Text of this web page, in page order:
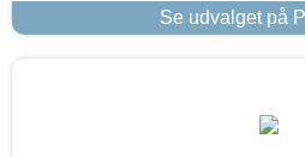
Se udvalget på